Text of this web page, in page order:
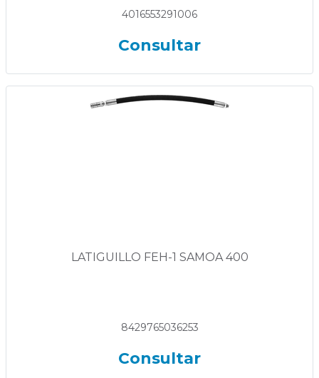
4016553291006
Consultar
LATIGUILLO FEH-1 SAMOA 400
8429765036253
Consultar